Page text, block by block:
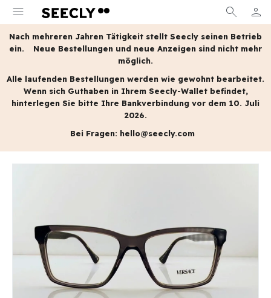
menu search person
MEIN
Nach mehreren Jahren Tätigkeit stellt Seecly seinen Betrieb
ein.
Neue Bestellungen und neue Anzeigen sind nicht mehr
möglich.
Alle laufenden Bestellungen werden wie gewohnt bearbeitet.
Wenn sich Guthaben in Ihrem Seecly-Wallet befindet,
hinterlegen Sie bitte Ihre Bankverbindung vor dem 10. Juli
2026.
Bei Fragen: hello@seecly.com